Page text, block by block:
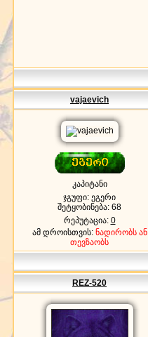
vajaevich
კაპიტანი
ჯგუფი: ეგერი
შეტყობინება: 68
რეპუტაცია: 0
ამ დროისთვის: ნადირობს ან
თევზაობს
REZ-520